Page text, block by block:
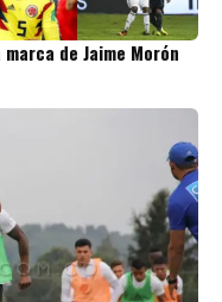
de Jaime Morón